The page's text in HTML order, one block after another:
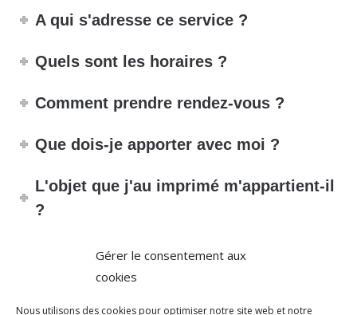
Gérer le consentement aux
cookies
Nous utilisons des cookies pour optimiser notre site web et notre
A qui s'adresse ce service ?
Quels sont les horaires ?
Comment prendre rendez-vous ?
Que dois-je apporter avec moi ?
L'objet que j'au imprimé m'appartient-il
?
Avez-vous un règlement en vigueur ?